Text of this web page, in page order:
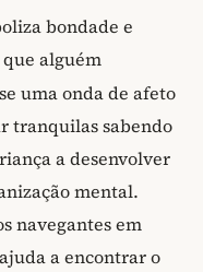
bondade e
que alguém
uma onda de afeto
tranquilas sabendo
a desenvolver
mental.
navegantes em
a encontrar o